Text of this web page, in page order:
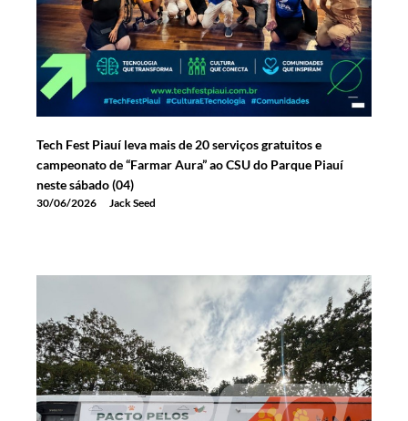
Tech Fest Piauí leva mais de 20 serviços gratuitos e
campeonato de “Farmar Aura” ao CSU do Parque Piauí
neste sábado (04)
30/06/2026 Jack Seed